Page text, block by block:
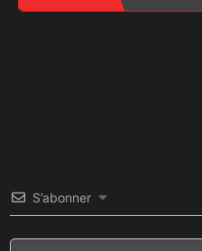
S’abonner